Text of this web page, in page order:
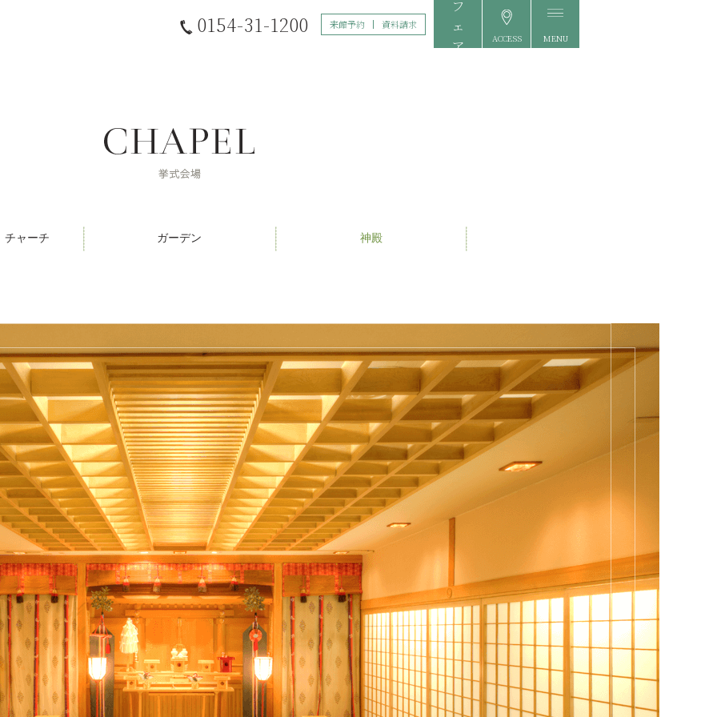
0154-31-1200 来館予約 資料請求
ACCESS MENU
チャーチ ガーデン 神殿